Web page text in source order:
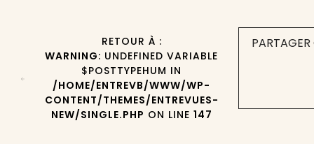
RETOUR À :
WARNING: UNDEFINED VARIABLE
$POSTTYPEHUM IN
/HOME/ENTREVB/WWW/WP-
CONTENT/THEMES/ENTREVUES-
NEW/SINGLE.PHP ON LINE 147